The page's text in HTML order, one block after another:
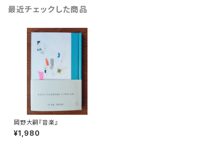
最近チェックした商品
岡野大嗣『音楽』
¥1,980